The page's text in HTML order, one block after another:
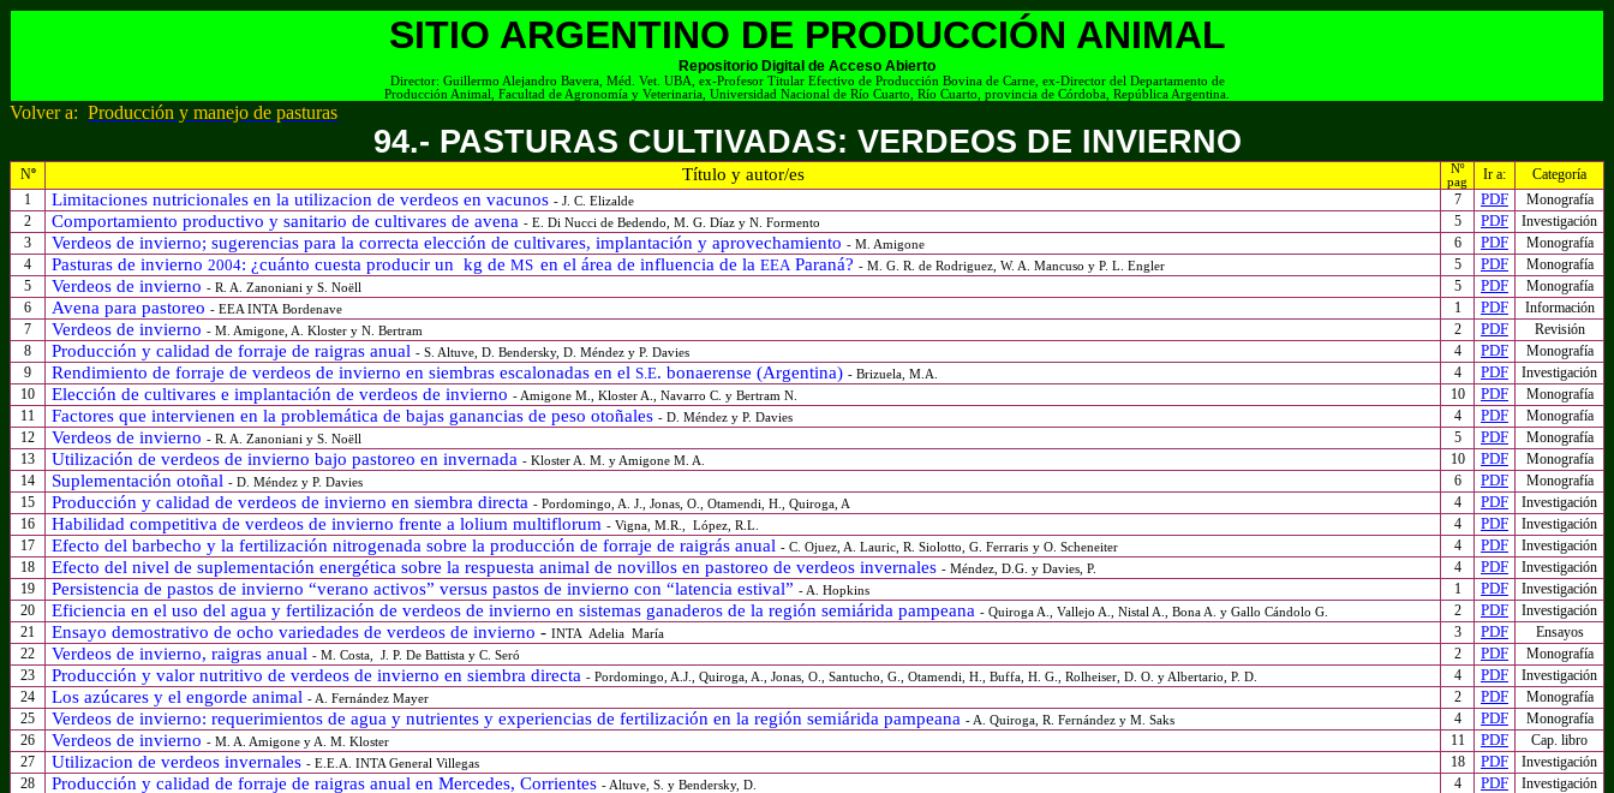
SITIO ARGENTINO DE PRODUCCIÓN ANIMAL
Repositorio Digital de Acceso Abierto
Director: Guillermo Alejandro Bavera, Méd. Vet. UBA, ex-Profesor Titular Efectivo de Producción Bovina de Carne, ex-Director del Departamento de
Producción Animal, Facultad de Agronomía y Veterinaria, Universidad Nacional de Río Cuarto, Río Cuarto, provincia de Córdoba, República Argentina.
Volver a: Producción y manejo de pasturas
94.- PASTURAS CULTIVADAS: VERDEOS DE INVIERNO
Nº Título y autor/es
Nº
pag
Ir a:
Categoría
1
Limitaciones nutricionales en la utilizacion de verdeos en vacunos - J. C. Elizalde 7 PDF
Monografía
2
Comportamiento productivo y sanitario de cultivares de avena - E. Di Nucci de Bedendo, M. G. Díaz y N. Formento 5 PDF
Investigación
3
Verdeos de invierno; sugerencias para la correcta elección de cultivares, implantación y aprovechamiento - M. Amigone 6 PDF
Monografía
4
Pasturas de invierno 2004: ¿cuánto cuesta producir un kg de MS en el área de influencia de la EEA Paraná? - M. G. R. de Rodriguez, W. A. Mancuso y P. L. Engler 5 PDF
Monografía
5
Verdeos de invierno - R. A. Zanoniani y S. Noëll 5 PDF
Monografía
6
Avena para pastoreo - EEA INTA Bordenave 1 PDF
Información
7
Verdeos de invierno - M. Amigone, A. Kloster y N. Bertram 2 PDF
Revisión
8
Producción y calidad de forraje de raigras anual - S. Altuve, D. Bendersky, D. Méndez y P. Davies 4 PDF
Monografía
9
Rendimiento de forraje de verdeos de invierno en siembras escalonadas en el S.E. bonaerense (Argentina) - Brizuela, M.A. 4 PDF
Investigación
10
Elección de cultivares e implantación de verdeos de invierno - Amigone M., Kloster A., Navarro C. y Bertram N. 10 PDF
Monografía
11
Factores que intervienen en la problemática de bajas ganancias de peso otoñales - D. Méndez y P. Davies 4 PDF
Monografía
12
Verdeos de invierno - R. A. Zanoniani y S. Noëll 5 PDF
Monografía
13
Utilización de verdeos de invierno bajo pastoreo en invernada - Kloster A. M. y Amigone M. A. 10 PDF
Monografía
14
Suplementación otoñal - D. Méndez y P. Davies 6 PDF
Monografía
15
Producción y calidad de verdeos de invierno en siembra directa - Pordomingo, A. J., Jonas, O., Otamendi, H., Quiroga, A 4 PDF
Investigación
16
Habilidad competitiva de verdeos de invierno frente a lolium multiflorum - Vigna, M.R., López, R.L. 4 PDF
Investigación
17
Efecto del barbecho y la fertilización nitrogenada sobre la producción de forraje de raigrás anual - C. Ojuez, A. Lauric, R. Siolotto, G. Ferraris y O. Scheneiter 4 PDF
Investigación
18
Efecto del nivel de suplementación energética sobre la respuesta animal de novillos en pastoreo de verdeos invernales - Méndez, D.G. y Davies, P. 4 PDF
Investigación
19
Persistencia de pastos de invierno “verano activos” versus pastos de invierno con “latencia estival” - A. Hopkins 1 PDF
Investigación
20
Eficiencia en el uso del agua y fertilización de verdeos de invierno en sistemas ganaderos de la región semiárida pampeana - Quiroga A., Vallejo A., Nistal A., Bona A. y Gallo Cándolo G. 2 PDF
Investigación
21
Ensayo demostrativo de ocho variedades de verdeos de invierno - INTA Adelia María 3 PDF
Ensayos
22
Verdeos de invierno, raigras anual - M. Costa, J. P. De Battista y C. Seró 2 PDF
Monografía
23
Producción y valor nutritivo de verdeos de invierno en siembra directa - Pordomingo, A.J., Quiroga, A., Jonas, O., Santucho, G., Otamendi, H., Buffa, H. G., Rolheiser, D. O. y Albertario, P. D. 4 PDF
Investigación
24
Los azúcares y el engorde animal - A. Fernández Mayer 2 PDF
Monografía
25
Verdeos de invierno: requerimientos de agua y nutrientes y experiencias de fertilización en la región semiárida pampeana - A. Quiroga, R. Fernández y M. Saks 4 PDF
Monografía
26
Verdeos de invierno - M. A. Amigone y A. M. Kloster 11 PDF
Cap. libro
27
Utilizacion de verdeos invernales - E.E.A. INTA General Villegas 18 PDF
Investigación
28
Producción y calidad de forraje de raigras anual en Mercedes, Corrientes - Altuve, S. y Bendersky, D. 4 PDF
Investigación